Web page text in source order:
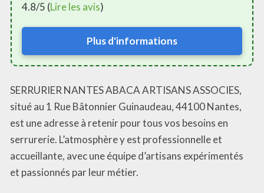
4.8/5 (Lire les avis)
Plus d'informations
SERRURIER NANTES ABACA ARTISANS ASSOCIES,
situé au 1 Rue Bâtonnier Guinaudeau, 44100 Nantes,
est une adresse à retenir pour tous vos besoins en
serrurerie. L’atmosphère y est professionnelle et
accueillante, avec une équipe d’artisans expérimentés
et passionnés par leur métier.